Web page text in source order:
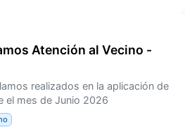
Atención al Vecino -
realizados en la aplicación de
el mes de Junio 2026